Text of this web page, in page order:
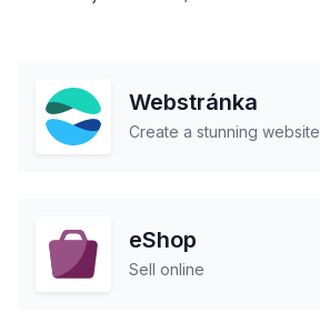
Webstránka
Create a stunning website
eShop
Sell online